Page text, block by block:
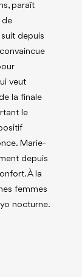
paraît
de
depuis
veut
la finale
le
Marie-
depuis
À la
femmes
nocturne.